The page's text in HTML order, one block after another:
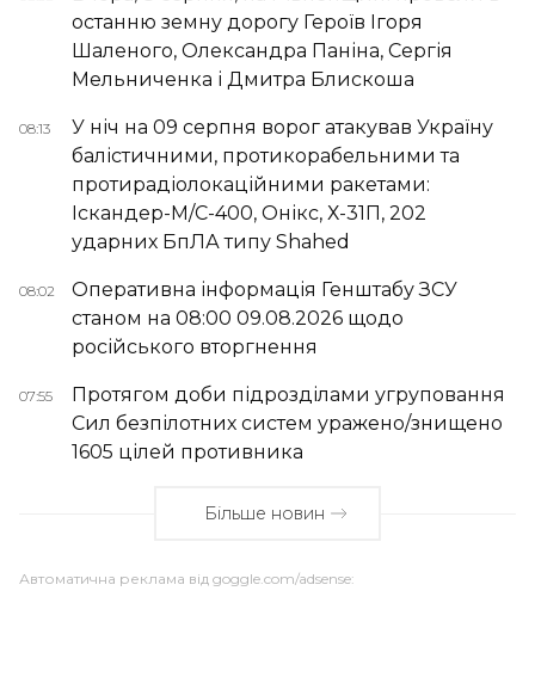
останню земну дорогу Героїв Ігоря
Шаленого, Олександра Паніна, Сергія
Мельниченка і Дмитра Блискоша
08:13
У ніч на 09 серпня ворог атакував Україну
балістичними, протикорабельними та
протирадіолокаційними ракетами:
Іскандер-М/С-400, Онікс, Х-31П, 202
ударних БпЛА типу Shahed
08:02
Оперативна інформація Генштабу ЗСУ
станом на 08:00 09.08.2026 щодо
російського вторгнення
07:55
Протягом доби підрозділами угруповання
Сил безпілотних систем уражено/знищено
1605 цілей противника
Більше новин
Автоматична реклама від goggle.com/adsense: